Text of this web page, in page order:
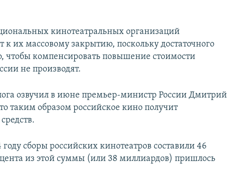
кинотеатральных организаций
к их массовому закрытию, поскольку достаточного
чтобы компенсировать повышение стоимости
не производят.
озвучил в июне премьер-министр России Дмитрий
таким образом российское кино получит
сборы российских кинотеатров составили 46
из этой суммы (или 38 миллиардов) пришлось